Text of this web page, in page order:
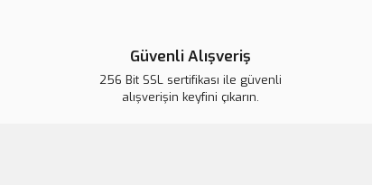
Güvenli Alışveriş
256 Bit SSL sertifikası ile güvenli
alışverişin keyfini çıkarın.